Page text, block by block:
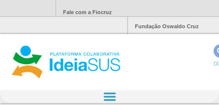
Fale com a Fiocruz
Fundação Oswaldo Cruz